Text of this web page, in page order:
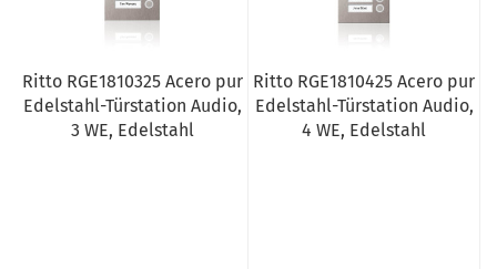
Ritto RGE1810325 Acero pur
Edelstahl-Türstation Audio,
3 WE, Edelstahl
Ritto RGE1810425 Acero pur
Edelstahl-Türstation Audio,
4 WE, Edelstahl